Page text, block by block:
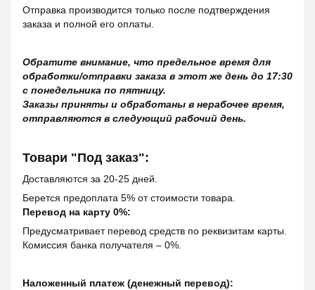
Отправка производится только после подтверждения
заказа и полной его оплаты.
Обратите внимание, что предельное время для
обработки/отправки заказа в этот же день до 17:30
с понедельника по пятницу.
Заказы приняты и обработаны в нерабочее время,
отправляются в следующий рабочий день.
Товари "Под заказ":
Доставляются за 20-25 дней.
Берется предоплата 5% от стоимости товара.
Перевод на карту 0%:
Предусматривает перевод средств по реквизитам карты.
Комиссия банка получателя – 0%.
Наложенный платеж (денежный перевод):